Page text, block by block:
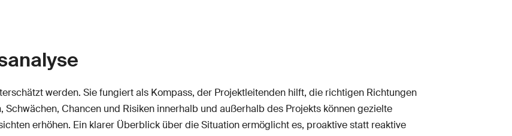
werden. Sie fungiert als Kompass, der Projektleitenden hilft, die richtigen Richtungen
Chancen und Risiken innerhalb und außerhalb des Projekts können gezielte
erhöhen. Ein klarer Überblick über die Situation ermöglicht es, proaktive statt reaktive